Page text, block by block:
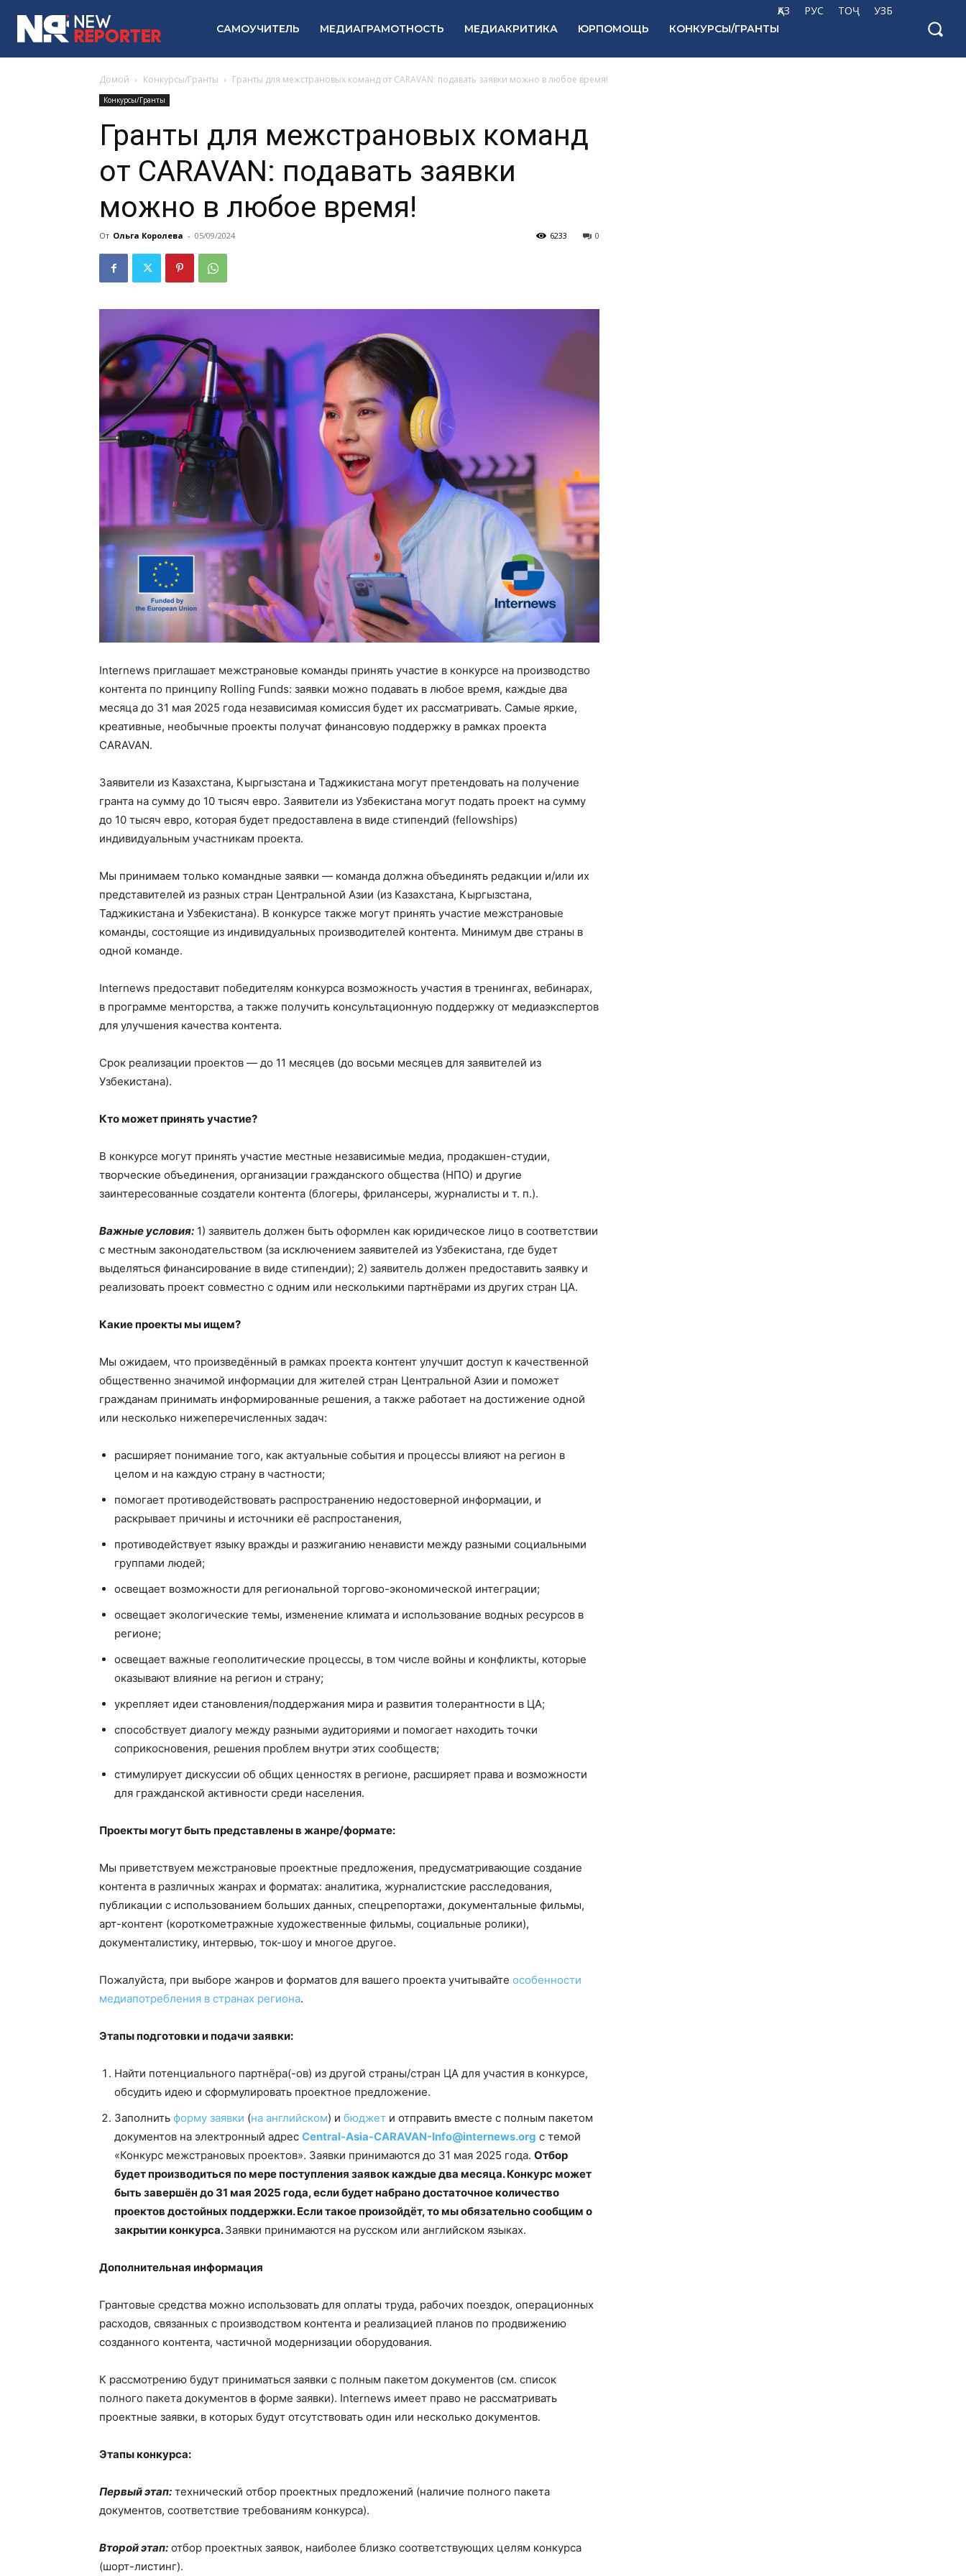
ҚАЗ РУС ТОҶ УЗБ
САМОУЧИТЕЛЬ МЕДИАГРАМОТНОСТЬ МЕДИАКРИТИКА ЮРПОМОЩЬ КОНКУРСЫ/ГРАНТЫ
Домой Конкурсы/Гранты Гранты для межстрановых команд от CARAVAN: подавать заявки можно в любое время!
Конкурсы/Гранты
Гранты для межстрановых команд
от CARAVAN: подавать заявки
можно в любое время!
От Ольга Королева - 05/09/2024 0
6233
Internews приглашает межстрановые команды принять участие в конкурсе на производство
контента по принципу Rolling Funds: заявки можно подавать в любое время, каждые два
месяца до 31 мая 2025 года независимая комиссия будет их рассматривать. Самые яркие,
креативные, необычные проекты получат финансовую поддержку в рамках проекта
CARAVAN.
Заявители из Казахстана, Кыргызстана и Таджикистана могут претендовать на получение
гранта на сумму до 10 тысяч евро. Заявители из Узбекистана могут подать проект на сумму
до 10 тысяч евро, которая будет предоставлена в виде стипендий (fellowships)
индивидуальным участникам проекта.
Мы принимаем только командные заявки — команда должна объединять редакции и/или их
представителей из разных стран Центральной Азии (из Казахстана, Кыргызстана,
Таджикистана и Узбекистана). В конкурсе также могут принять участие межстрановые
команды, состоящие из индивидуальных производителей контента. Минимум две страны в
одной команде.
Internews предоставит победителям конкурса возможность участия в тренингах, вебинарах,
в программе менторства, а также получить консультационную поддержку от медиаэкспертов
для улучшения качества контента.
Срок реализации проектов — до 11 месяцев (до восьми месяцев для заявителей из
Узбекистана).
Кто может принять участие?
В конкурсе могут принять участие местные независимые медиа, продакшен-студии,
творческие объединения, организации гражданского общества (НПО) и другие
заинтересованные создатели контента (блогеры, фрилансеры, журналисты и т. п.).
Важные условия: 1) заявитель должен быть оформлен как юридическое лицо в соответствии
с местным законодательством (за исключением заявителей из Узбекистана, где будет
выделяться финансирование в виде стипендии); 2) заявитель должен предоставить заявку и
реализовать проект совместно с одним или несколькими партнёрами из других стран ЦА.
Какие проекты мы ищем?
Мы ожидаем, что произведённый в рамках проекта контент улучшит доступ к качественной
общественно значимой информации для жителей стран Центральной Азии и поможет
гражданам принимать информированные решения, а также работает на достижение одной
или несколько нижеперечисленных задач:
расширяет понимание того, как актуальные события и процессы влияют на регион в
целом и на каждую страну в частности;
помогает противодействовать распространению недостоверной информации, и
раскрывает причины и источники её распростанения,
противодействует языку вражды и разжиганию ненависти между разными социальными
группами людей;
освещает возможности для региональной торгово-экономической интеграции;
освещает экологические темы, изменение климата и использование водных ресурсов в
регионе;
освещает важные геополитические процессы, в том числе войны и конфликты, которые
оказывают влияние на регион и страну;
укрепляет идеи становления/поддержания мира и развития толерантности в ЦА;
способствует диалогу между разными аудиториями и помогает находить точки
соприкосновения, решения проблем внутри этих сообществ;
стимулирует дискуссии об общих ценностях в регионе, расширяет права и возможности
для гражданской активности среди населения.
Проекты могут быть представлены в жанре/формате:
Мы приветствуем межстрановые проектные предложения, предусматривающие создание
контента в различных жанрах и форматах: аналитика, журналистские расследования,
публикации с использованием больших данных, спецрепортажи, документальные фильмы,
арт-контент (короткометражные художественные фильмы, социальные ролики),
документалистику, интервью, ток-шоу и многое другое.
Пожалуйста, при выборе жанров и форматов для вашего проекта учитывайте особенности
медиапотребления в странах региона.
Этапы подготовки и подачи заявки:
Найти потенциального партнёра(-ов) из другой страны/стран ЦА для участия в конкурсе,
обсудить идею и сформулировать проектное предложение.
Заполнить форму заявки (на английском) и бюджет и отправить вместе с полным пакетом
документов на электронный адрес Central-Asia-CARAVAN-Info@internews.org с темой
«Конкурс межстрановых проектов». Заявки принимаются до 31 мая 2025 года. Отбор
будет производиться по мере поступления заявок каждые два месяца. Конкурс может
быть завершён до 31 мая 2025 года, если будет набрано достаточное количество
проектов достойных поддержки. Если такое произойдёт, то мы обязательно сообщим о
закрытии конкурса.Заявки принимаются на русском или английском языках.
Дополнительная информация
Грантовые средства можно использовать для оплаты труда, рабочих поездок, операционных
расходов, связанных с производством контента и реализацией планов по продвижению
созданного контента, частичной модернизации оборудования.
К рассмотрению будут приниматься заявки с полным пакетом документов (см. список
полного пакета документов в форме заявки). Internews имеет право не рассматривать
проектные заявки, в которых будут отсутствовать один или несколько документов.
Этапы конкурса:
Первый этап: технический отбор проектных предложений (наличие полного пакета
документов, соответствие требованиям конкурса).
Второй этап: отбор проектных заявок, наиболее близко соответствующих целям конкурса
(шорт-листинг).